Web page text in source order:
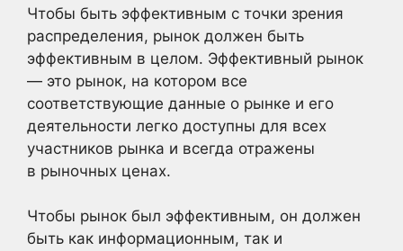
Чтобы быть эффективным с точки зрения
распределения, рынок должен быть
эффективным в целом. Эффективный рынок
— это рынок, на котором все
соответствующие данные о рынке и его
деятельности легко доступны для всех
участников рынка и всегда отражены
в рыночных ценах.
Чтобы рынок был эффективным, он должен
быть как информационным, так и